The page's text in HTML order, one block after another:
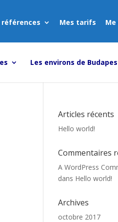
références Mes tarifs
Les environs de
Articles récents
Hello world!
Commentaires
A WordPress
dans Hello world!
Archives
octobre 2017